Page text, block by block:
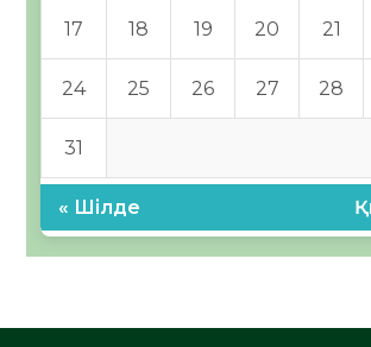
17 18 19 20 21
24 25 26 27 28
31
« Шілде